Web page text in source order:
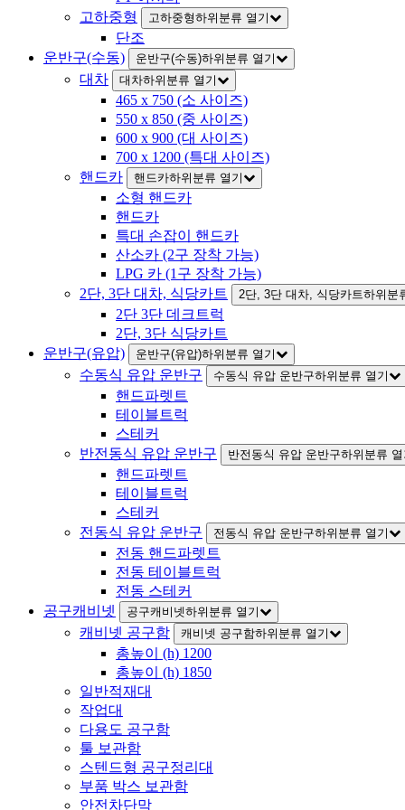
고하중형
고하중형하위분류 열기
단조
운반구(수동)
운반구(수동)하위분류 열기
대차 대차하위분류 열기
465 x 750 (소 사이즈)
550 x 850 (중 사이즈)
600 x 900 (대 사이즈)
700 x 1200 (특대 사이즈)
핸드카
핸드카하위분류 열기
소형 핸드카
핸드카
특대 손잡이 핸드카
산소카 (2구 장착 가능)
LPG 카 (1구 장착 가능)
2단, 3단 대차, 식당카트
2단, 3단 대차, 식당카트하위분
2단 3단 데크트럭
2단, 3단 식당카트
운반구(유압)
운반구(유압)하위분류 열기
수동식 유압 운반구 수동식 유압 운반구하위분류 열기
핸드파렛트
테이블트럭
스테커
반전동식 유압 운반구
반전동식 유압 운반구하위분류
핸드파렛트
테이블트럭
스테커
전동식 유압 운반구
전동식 유압 운반구하위분류 열기
전동 핸드파렛트
전동 테이블트럭
전동 스테커
공구캐비넷
공구캐비넷하위분류 열기
캐비넷 공구함 캐비넷 공구함하위분류 열기
총높이 (h) 1200
총높이 (h) 1850
일반적재대
작업대
다용도 공구함
툴 보관함
스텐드형 공구정리대
부품 박스 보관함
안전차단막